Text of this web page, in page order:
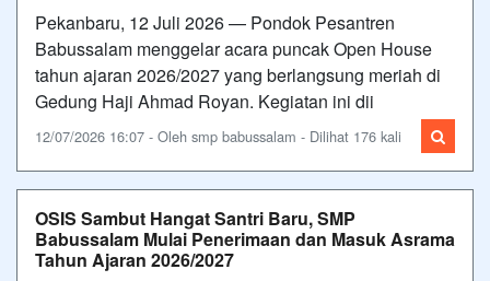
Pekanbaru, 12 Juli 2026 — Pondok Pesantren
Babussalam menggelar acara puncak Open House
tahun ajaran 2026/2027 yang berlangsung meriah di
Gedung Haji Ahmad Royan. Kegiatan ini dii
12/07/2026 16:07 - Oleh smp babussalam - Dilihat 176 kali
OSIS Sambut Hangat Santri Baru, SMP
Babussalam Mulai Penerimaan dan Masuk Asrama
Tahun Ajaran 2026/2027